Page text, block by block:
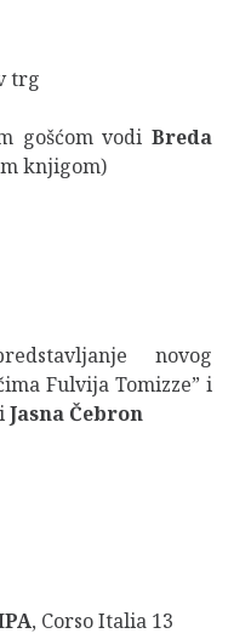
trg
gošćom vodiBreda
knjigom)
novog
Fulvija Tomizze” i
Jasna Čebron
, Corso Italia 13